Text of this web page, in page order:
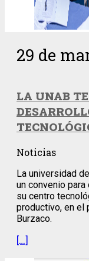
29 de
LA UNAB
Noticias
La universidad
un convenio
su centro
productivo, en el
Burzaco.
[…]